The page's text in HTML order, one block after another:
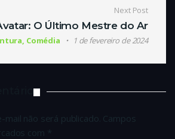
Next Post
O Último Mestre do Ar
Comédia 1 de fevereiro de 2024
não será publicado. Campos
com *